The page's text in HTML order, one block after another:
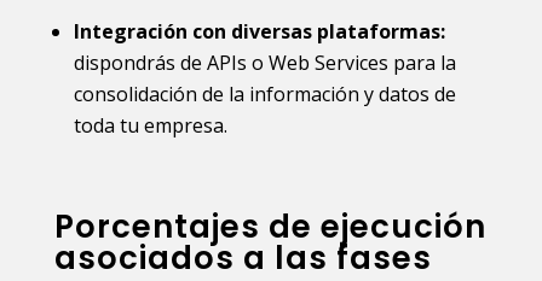
Integración con diversas plataformas:
dispondrás de APIs o Web Services para la
consolidación de la información y datos de
toda tu empresa.
Porcentajes de ejecución
asociados a las fases